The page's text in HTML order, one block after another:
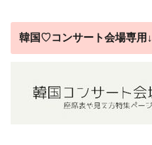
韓国♡コンサート会場専用↓